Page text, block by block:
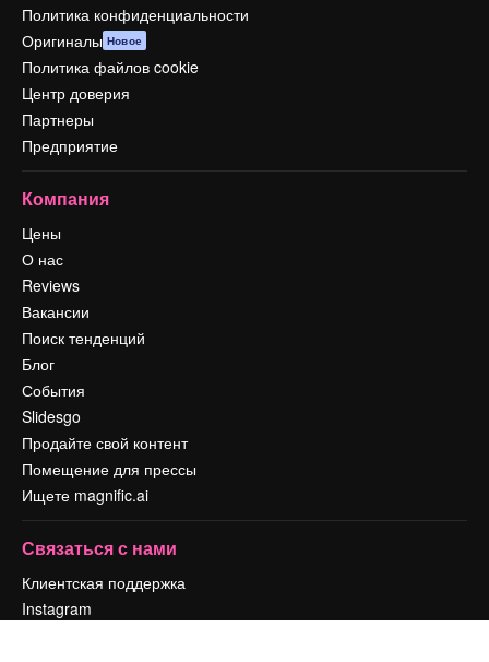
Политика конфиденциальности
Оригиналы Новое
Политика файлов cookie
Центр доверия
Партнеры
Предприятие
Компания
Цены
О нас
Reviews
Вакансии
Поиск тенденций
Блог
События
Slidesgo
Продайте свой контент
Помещение для прессы
Ищете magnific.ai
Связаться с нами
Клиентская поддержка
Instagram